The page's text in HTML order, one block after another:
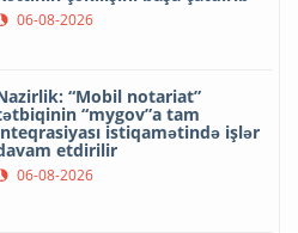
06-08-2026
“Mobil notariat”
“mygov”a tam
istiqamətində işlər
etdirilir
06-08-2026